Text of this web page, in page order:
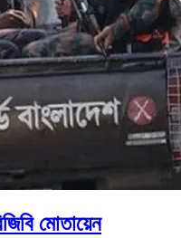
মোতায়েন